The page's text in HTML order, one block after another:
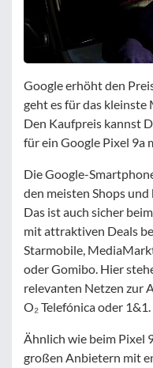
Google erhöht den
geht es für das kleinste
Den Kaufpreis kannst
für ein Google Pixel 9a
Die Google-
den meisten Shops
Das ist auch sicher
mit attraktiven Deals
Starmobile,
oder Gomibo. Hier
relevanten Netzen zur
O₂ Telefónica oder 1&1.
Ähnlich wie beim Pixel
großen Anbietern mit